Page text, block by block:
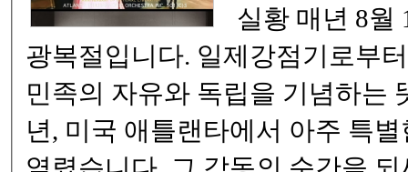
실황 매년 8월 15일은 대한민국의
광복절입니다. 일제강점기로부
민족의 자유와 독립을 기념하는
년, 미국 애틀랜타에서 아주 특